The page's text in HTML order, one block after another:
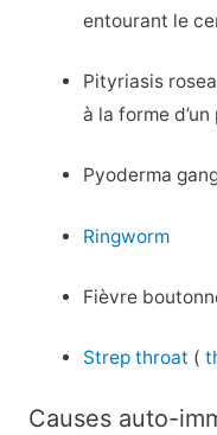
entourant le
Pityriasis
à la forme d’un
Pyoderma
Ringworm
Fièvre
Strep throat (
Causes auto-